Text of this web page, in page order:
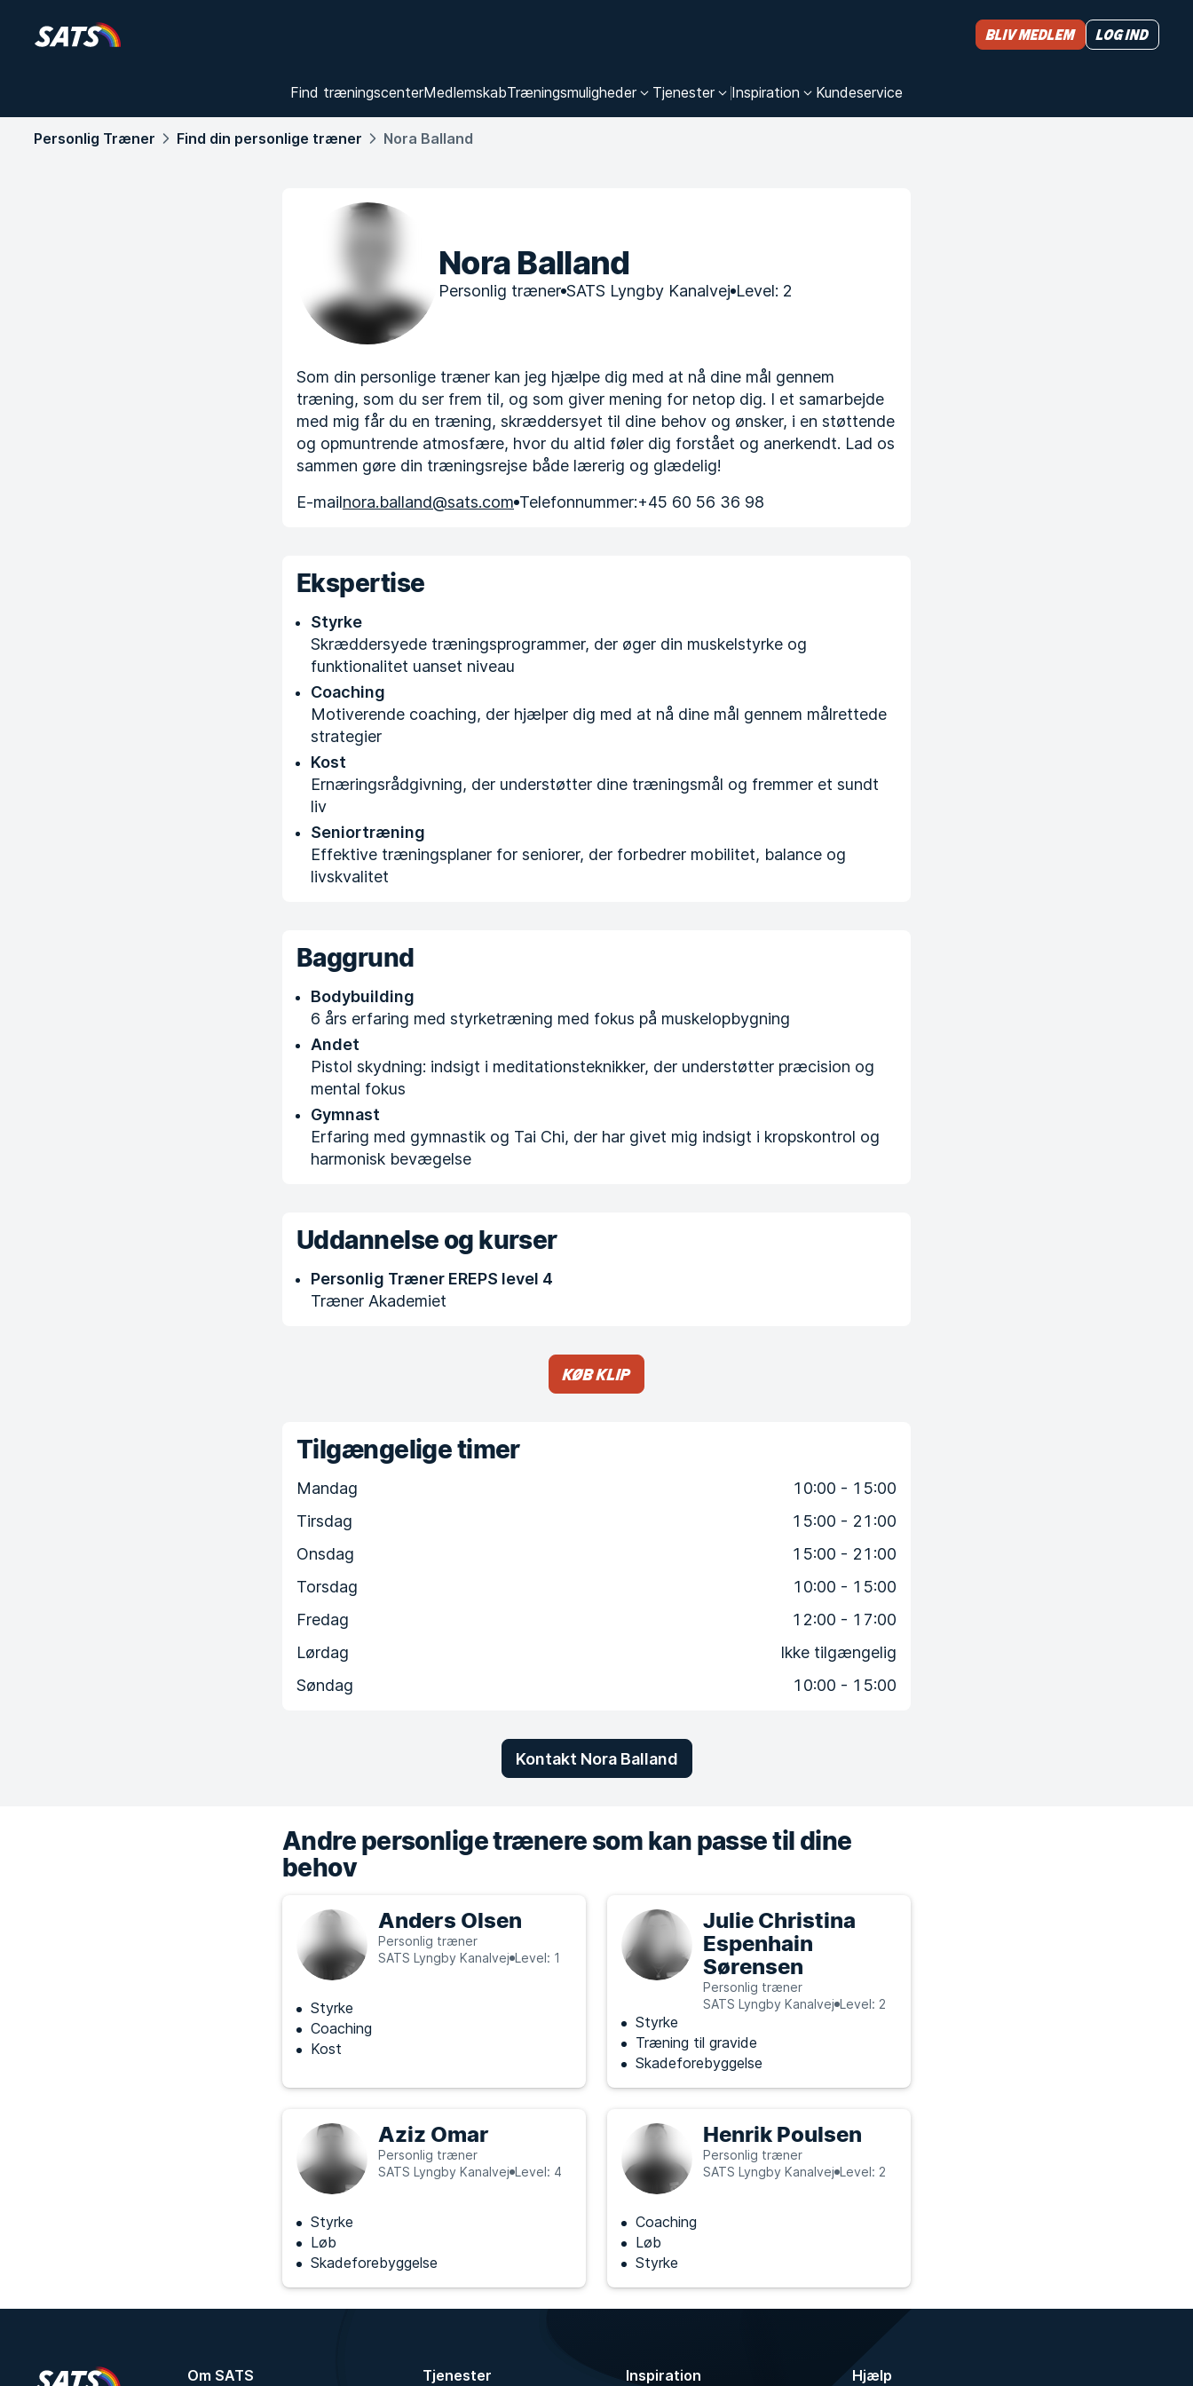
Find træningscenterMedlemskabTræningsmuligheder Tjenester Inspiration Kundeservice
Bliv medlem Log ind
Personlig Træner Find din personlige træner Nora Balland
Nora Balland
Personlig træner SATS Lyngby Kanalvej Level: 2
Som din personlige træner kan jeg hjælpe dig med at nå dine mål gennem
træning, som du ser frem til, og som giver mening for netop dig. I et samarbejde
med mig får du en træning, skræddersyet til dine behov og ønsker, i en støttende
og opmuntrende atmosfære, hvor du altid føler dig forstået og anerkendt. Lad os
sammen gøre din træningsrejse både lærerig og glædelig!
E-mailnora.balland@sats.com Telefonnummer:+45 60 56 36 98
Ekspertise
Styrke
Skræddersyede træningsprogrammer, der øger din muskelstyrke og
funktionalitet uanset niveau
Coaching
Motiverende coaching, der hjælper dig med at nå dine mål gennem målrettede
strategier
Kost
Ernæringsrådgivning, der understøtter dine træningsmål og fremmer et sundt
liv
Seniortræning
Effektive træningsplaner for seniorer, der forbedrer mobilitet, balance og
livskvalitet
Baggrund
Bodybuilding
6 års erfaring med styrketræning med fokus på muskelopbygning
Andet
Pistol skydning: indsigt i meditationsteknikker, der understøtter præcision og
mental fokus
Gymnast
Erfaring med gymnastik og Tai Chi, der har givet mig indsigt i kropskontrol og
harmonisk bevægelse
Uddannelse og kurser
Personlig Træner EREPS level 4
Træner Akademiet
Køb klip
Tilgængelige timer
Mandag
10:00 - 15:00
Tirsdag
15:00 - 21:00
Onsdag
15:00 - 21:00
Torsdag
10:00 - 15:00
Fredag
12:00 - 17:00
Lørdag
Ikke tilgængelig
Søndag
10:00 - 15:00
Kontakt Nora Balland
Andre personlige trænere som kan passe til dine
behov
Anders Olsen
Personlig træner
SATS Lyngby Kanalvej Level: 1
Styrke
Coaching
Kost
Julie Christina
Espenhain
Sørensen
Personlig træner
SATS Lyngby Kanalvej Level: 2
Styrke
Træning til gravide
Skadeforebyggelse
Aziz Omar
Personlig træner
SATS Lyngby Kanalvej Level: 4
Styrke
Løb
Skadeforebyggelse
Henrik Poulsen
Personlig træner
SATS Lyngby Kanalvej Level: 2
Coaching
Løb
Styrke
Om SATS Tjenester Inspiration Hjælp